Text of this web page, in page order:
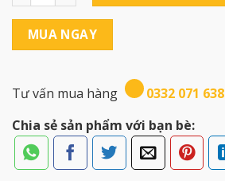
MUA NGAY
Tư vấn mua hàng
0332 071 638
Chia sẻ sản phẩm với bạn bè: